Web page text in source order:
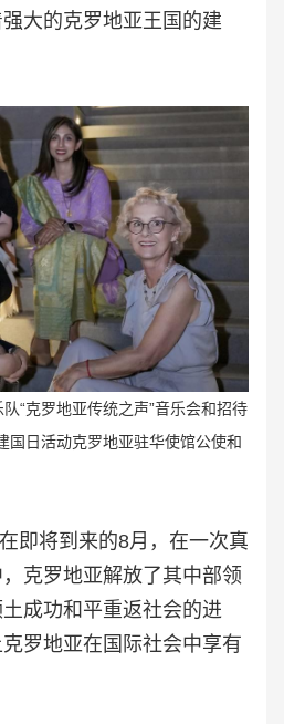
大的克罗地亚王国的建
“克罗地亚传统之声”音乐会和招待
国日活动克罗地亚驻华使馆公使和
将到来的8月，在一次真
克罗地亚解放了其中部领
成功和平重返社会的进
罗地亚在国际社会中享有